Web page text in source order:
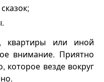
или иной
внимание. Приятно
которое везде вокруг